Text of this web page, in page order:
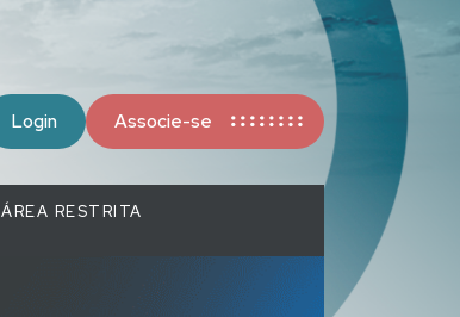
Login Associe-se
ÁREA RESTRITA